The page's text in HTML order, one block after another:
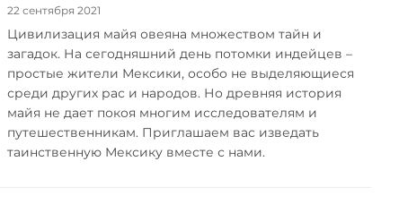
22 сентября 2021
Цивилизация майя овеяна множеством тайн и
загадок. На сегодняшний день потомки индейцев –
простые жители Мексики, особо не выделяющиеся
среди других рас и народов. Но древняя история
майя не дает покоя многим исследователям и
путешественникам. Приглашаем вас изведать
таинственную Мексику вместе с нами.